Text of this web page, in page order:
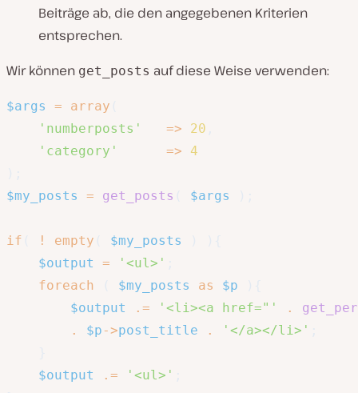
Beiträge ab, die den angegebenen Kriterien
entsprechen.
Wir können get_posts auf diese Weise verwenden:
$args = array
'numberposts'
=> 20
'category'
=> 4
$my_posts
= get_posts $args
if ! empty $my_posts
$output
= '<ul>'
foreach
$my_posts as $p
$output
.= '<li><a href="' .
.
$p->post_title . '</a></li>'
$output
.= '<ul>'